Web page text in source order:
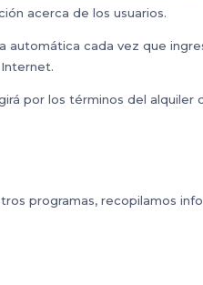
acerca de los usuarios.
cada vez que
por los términos del
programas, recopilamos